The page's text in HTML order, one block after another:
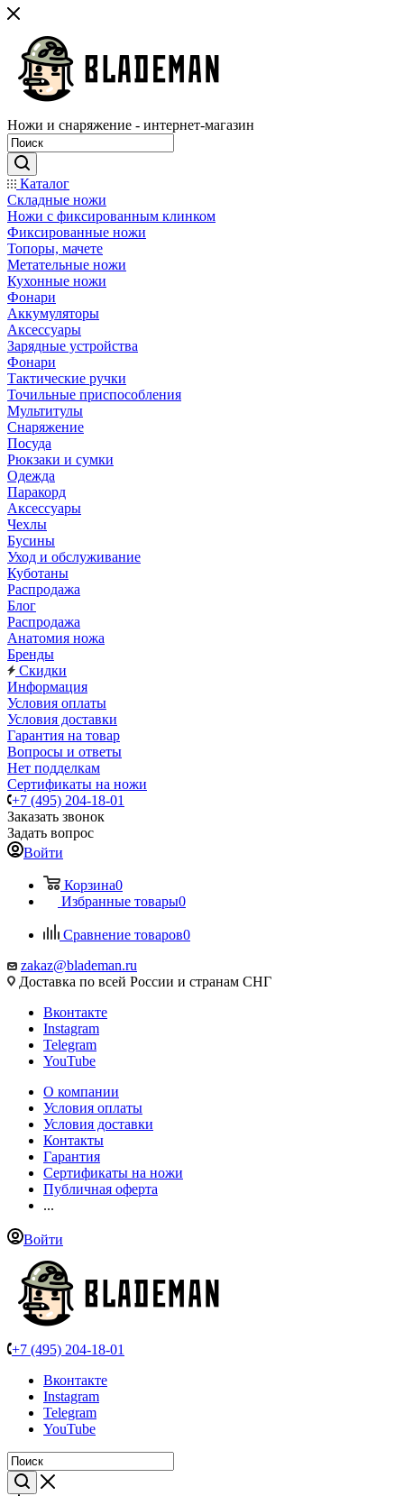
Ножи и снаряжение - интернет-магазин
Каталог
Складные ножи
Ножи с фиксированным клинком
Фиксированные ножи
Топоры, мачете
Метательные ножи
Кухонные ножи
Фонари
Аккумуляторы
Аксессуары
Зарядные устройства
Фонари
Тактические ручки
Точильные приспособления
Мультитулы
Снаряжение
Посуда
Рюкзаки и сумки
Одежда
Паракорд
Аксессуары
Чехлы
Бусины
Уход и обслуживание
Куботаны
Распродажа
Блог
Распродажа
Анатомия ножа
Бренды
Скидки
Информация
Условия оплаты
Условия доставки
Гарантия на товар
Вопросы и ответы
Нет подделкам
Сертификаты на ножи
+7 (495) 204-18-01
Заказать звонок
Задать вопрос
Войти
Корзина0
Избранные товары0
Сравнение товаров0
zakaz@blademan.ru
Доставка по всей России и странам СНГ
Вконтакте
Instagram
Telegram
YouTube
О компании
Условия оплаты
Условия доставки
Контакты
Гарантия
Сертификаты на ножи
Публичная оферта
...
Войти
+7 (495) 204-18-01
Вконтакте
Instagram
Telegram
YouTube